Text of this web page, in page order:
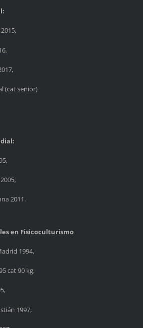
(cat senior)
2011.
en Fisicoculturismo
1994,
cat 90 kg,
1997,